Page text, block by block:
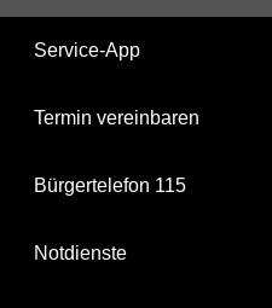
Service-App
Termin vereinbaren
Bürgertelefon 115
Notdienste